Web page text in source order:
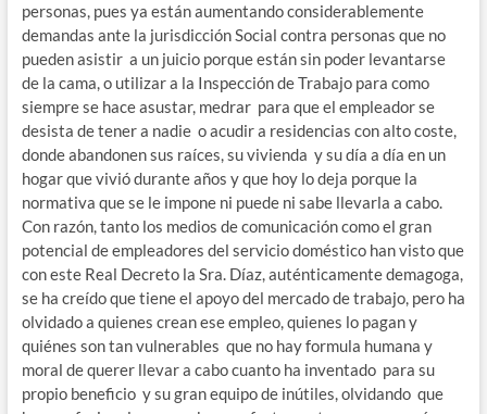
personas, pues ya están aumentando considerablemente
demandas ante la jurisdicción Social contra personas que no
pueden asistir a un juicio porque están sin poder levantarse
de la cama, o utilizar a la Inspección de Trabajo para como
siempre se hace asustar, medrar para que el empleador se
desista de tener a nadie o acudir a residencias con alto coste,
donde abandonen sus raíces, su vivienda y su día a día en un
hogar que vivió durante años y que hoy lo deja porque la
normativa que se le impone ni puede ni sabe llevarla a cabo.
Con razón, tanto los medios de comunicación como el gran
potencial de empleadores del servicio doméstico han visto que
con este Real Decreto la Sra. Díaz, auténticamente demagoga,
se ha creído que tiene el apoyo del mercado de trabajo, pero ha
olvidado a quienes crean ese empleo, quienes lo pagan y
quiénes son tan vulnerables que no hay formula humana y
moral de querer llevar a cabo cuanto ha inventado para su
propio beneficio y su gran equipo de inútiles, olvidando que